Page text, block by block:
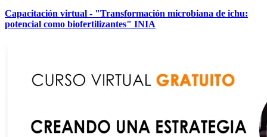
Capacitación virtual - "Transformación microbiana de ichu:
potencial como biofertilizantes" INIA